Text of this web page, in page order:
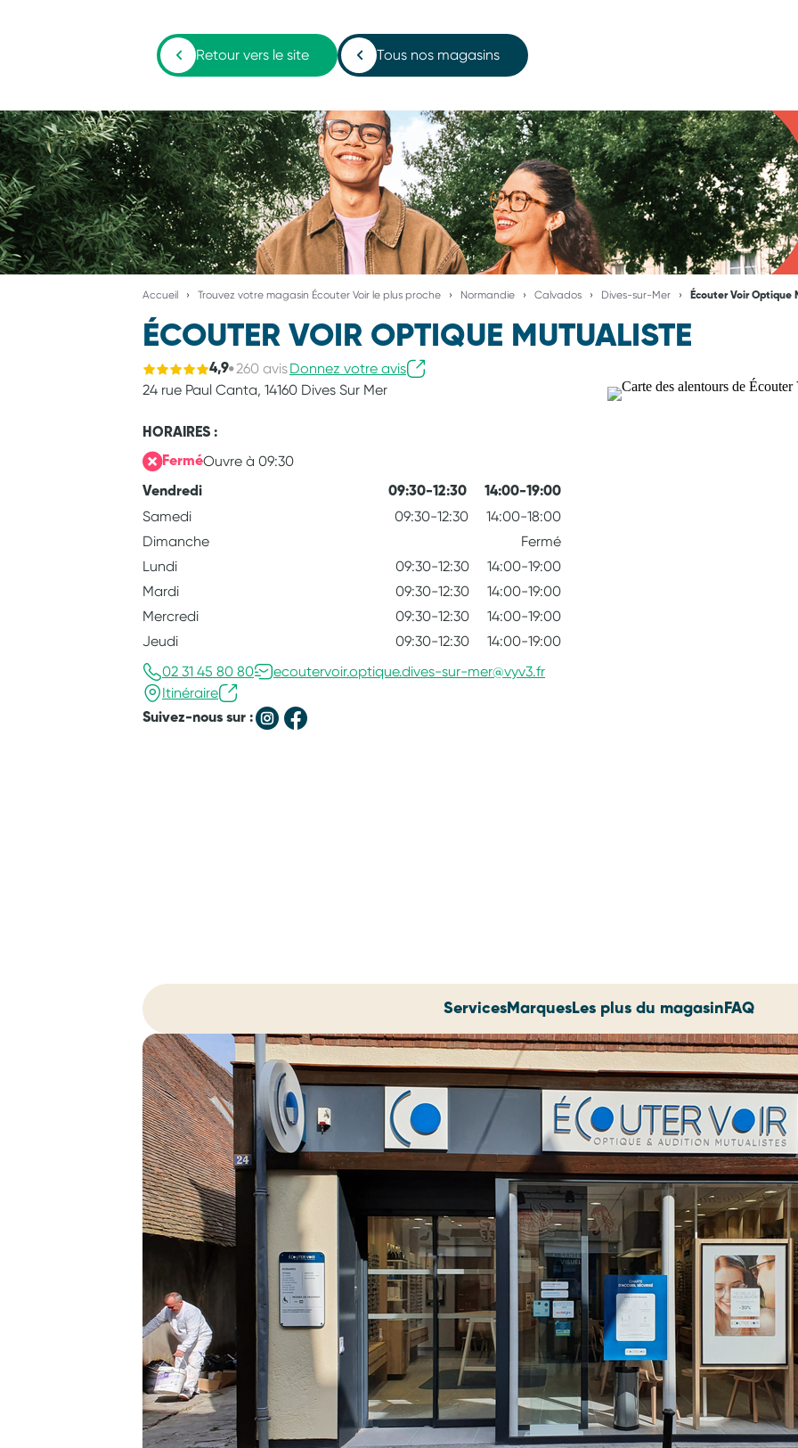
Retour vers le site Tous nos magasins
Accueil Trouvez votre magasin Écouter Voir le plus proche Normandie Calvados Dives-sur-Mer Écouter Voir Optique
ÉCOUTER VOIR OPTIQUE MUTUALISTE
4,9 260 avisDonnez votre avis
24 rue Paul Canta, 14160 Dives Sur Mer
HORAIRES :
FerméOuvre à 09:30
Vendredi 09:30-12:30 14:00-19:00
Samedi 09:30-12:30
14:00-18:00
Dimanche
Fermé
Lundi
09:30-12:30
14:00-19:00
Mardi
09:30-12:30
14:00-19:00
Mercredi
09:30-12:30
14:00-19:00
Jeudi
09:30-12:30
14:00-19:00
02 31 45 80 80
ecoutervoir.optique.dives-sur-mer@vyv3.fr
Itinéraire
Suivez-nous sur :
ServicesMarquesLes plus du magasin FAQ